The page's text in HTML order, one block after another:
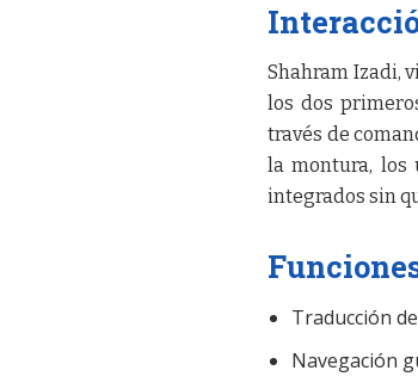
Shahram Izadi,
los dos
través de
la montura, los
integrados sin
Traducción
Navegación